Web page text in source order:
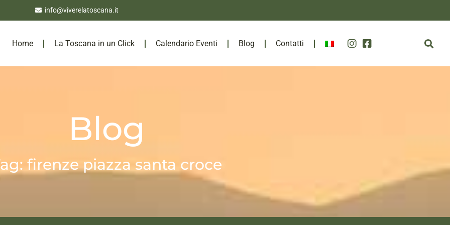
info@viverelatoscana.it
Home La Toscana in un Click Calendario Eventi Blog Contatti
Blog
firenze piazza santa croce